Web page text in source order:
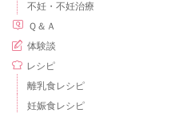
不妊・不妊治療
Ｑ＆Ａ
体験談
レシピ
離乳食レシピ
妊娠食レシピ